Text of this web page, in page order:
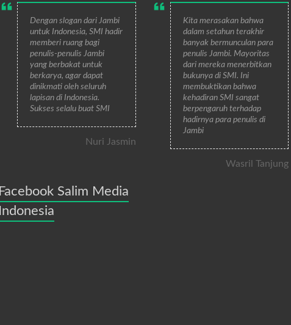
Dengan slogan dari Jambi
untuk Indonesia, SMI hadir
memberi ruang bagi
penulis-penulis Jambi
yang berbakat untuk
berkarya, agar dapat
dinikmati oleh seluruh
lapisan di Indonesia.
Sukses selalu buat SMI
Nuri Jasmin
Facebook Salim Media
Indonesia
Kita merasakan bahwa
dalam setahun terakhir
banyak bermunculan para
penulis Jambi. Mayoritas
dari mereka menerbitkan
bukunya di SMI. Ini
membuktikan bahwa
kehadiran SMI sangat
berpengaruh terhadap
hadirnya para penulis di
Jambi
Wasril Tanjung